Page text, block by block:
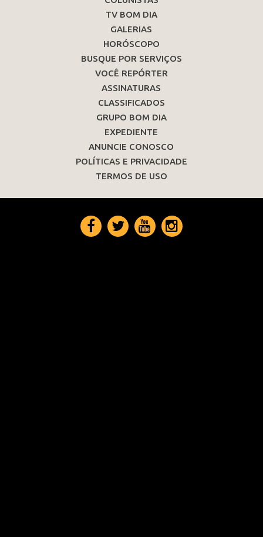
TV BOM DIA
GALERIAS
HORÓSCOPO
BUSQUE POR SERVIÇOS
VOCÊ REPÓRTER
ASSINATURAS
CLASSIFICADOS
GRUPO BOM DIA
EXPEDIENTE
ANUNCIE CONOSCO
POLÍTICAS E PRIVACIDADE
TERMOS DE USO